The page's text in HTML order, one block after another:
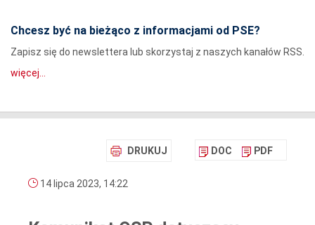
Chcesz być na bieżąco z informacjami od PSE?
Zapisz się do newslettera lub skorzystaj z naszych kanałów RSS.
więcej...
DRUKUJ DOC PDF
14 lipca 2023, 14:22